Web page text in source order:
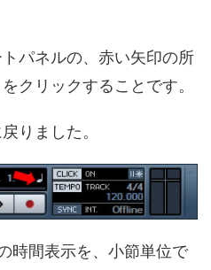
パネルの、赤い矢印の所
クリックすることです。
りました。
時間表示を、小節単位で